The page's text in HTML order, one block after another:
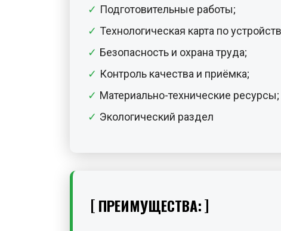
Подготовительные работы;
Технологическая карта по
Безопасность и охрана труда;
Контроль качества и приёмка;
Материально-технические ресурсы;
Экологический раздел
ПРЕИМУЩЕСТВА: